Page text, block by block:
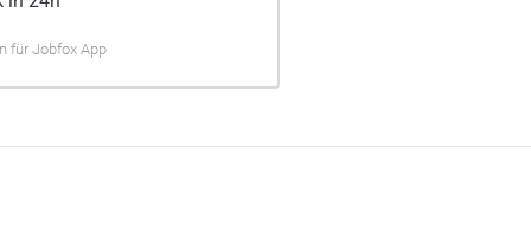
für Jobfox App